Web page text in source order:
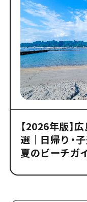
【2026年版】
選｜日帰り・
夏のビーチガ